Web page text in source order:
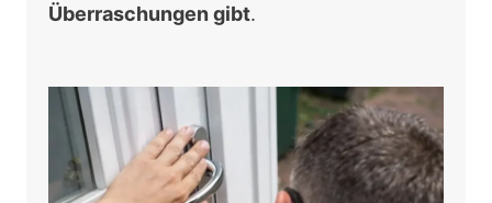
Überraschungen gibt.